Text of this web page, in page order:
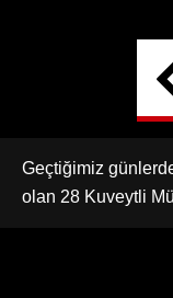
Geçtiğimiz
olan 28 Kuveytli